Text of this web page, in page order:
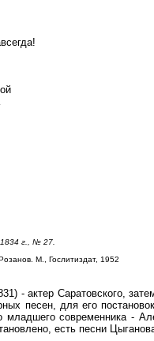
г., № 27.
М., Гослитиздат, 1952
- актер Саратовского,
песен, для его
младшего современника -
есть песни